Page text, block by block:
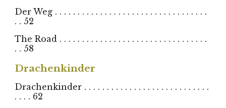
Der Weg . . . . . . . . . . . . . . . . . . . . . . . . . . . . . . . . . .
. . 52
The Road . . . . . . . . . . . . . . . . . . . . . . . . . . . . . . . . .
. . 58
Drachenkinder
Drachenkinder . . . . . . . . . . . . . . . . . . . . . . . . . . . .
. . . . 62